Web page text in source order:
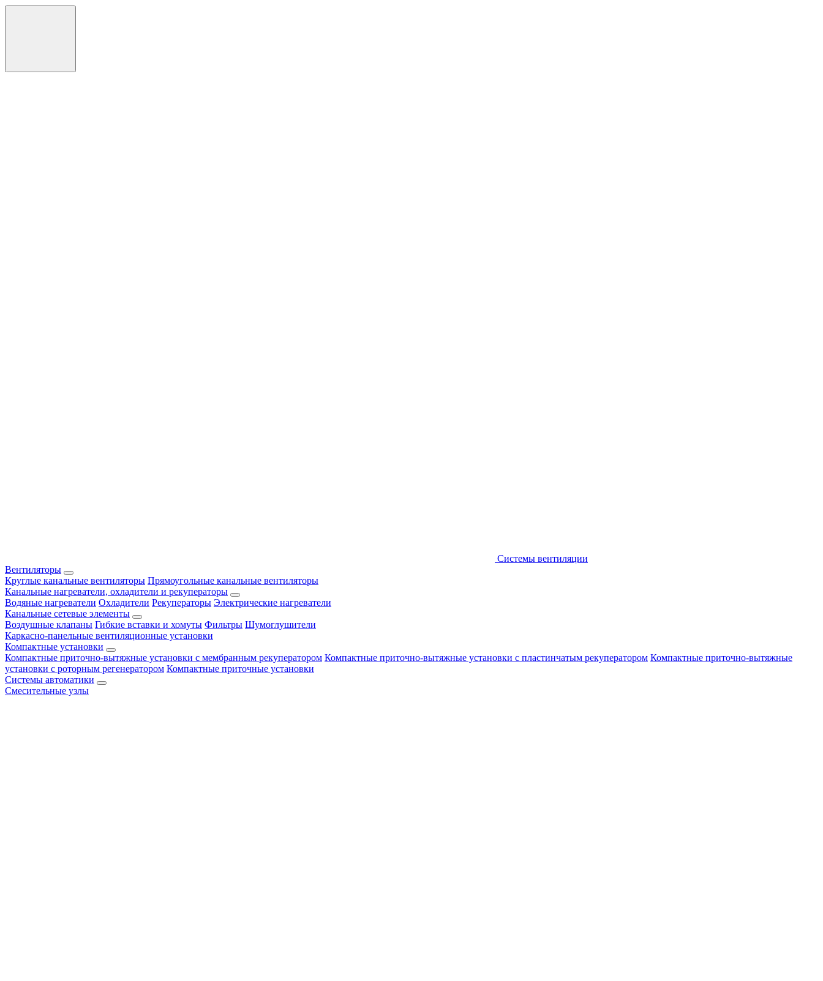
Системы вентиляции
Вентиляторы
Круглые канальные вентиляторы Прямоугольные канальные вентиляторы
Канальные нагреватели, охладители и рекуператоры
Водяные нагреватели Охладители Рекуператоры Электрические нагреватели
Канальные сетевые элементы
Воздушные клапаны Гибкие вставки и хомуты Фильтры Шумоглушители
Каркасно-панельные вентиляционные установки
Компактные установки
Компактные приточно-вытяжные установки с мембранным рекуператором Компактные приточно-вытяжные установки с пластинчатым рекуператором Компактные приточно-вытяжные
установки с роторным регенератором Компактные приточные установки
Системы автоматики
Смесительные узлы